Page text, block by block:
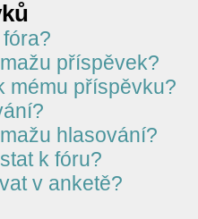
příspěvek?
mému příspěvku?
hlasování?
k fóru?
v anketě?